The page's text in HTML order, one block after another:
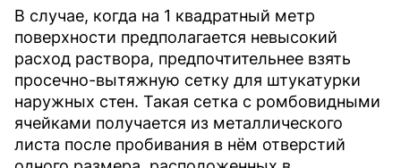
В случае, когда на 1 квадратный метр
поверхности предполагается невысокий
расход раствора, предпочтительнее взять
просечно-вытяжную сетку для штукатурки
наружных стен. Такая сетка с ромбовидными
ячейками получается из металлического
листа после пробивания в нём отверстий